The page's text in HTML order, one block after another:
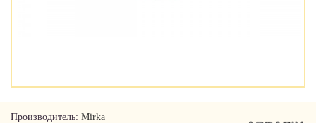
Производитель: Mirka